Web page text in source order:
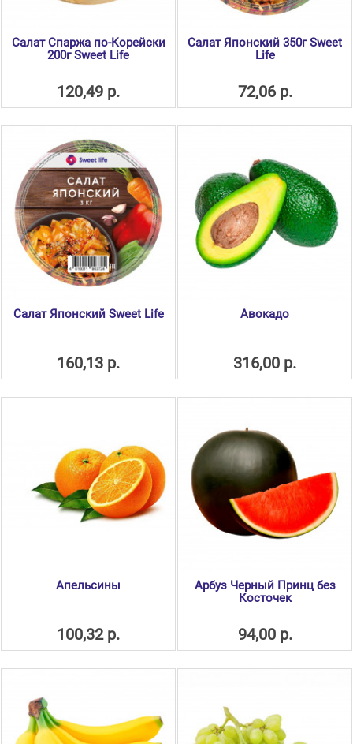
Салат Спаржа по-Корейски
200г Sweet Life
120,49 р.
Салат Японский 350г Sweet
Life
72,06 р.
Салат Японский Sweet Life
160,13 р.
Авокадо
316,00 р.
Апельсины
100,32 р.
Арбуз Черный Принц без
Косточек
94,00 р.